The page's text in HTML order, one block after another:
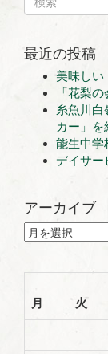
最近の投稿
美味しい
「花梨
糸魚川白
カー」を
能生中
デイサ
アーカイブ
ア
ー
イ
ブ
月 火